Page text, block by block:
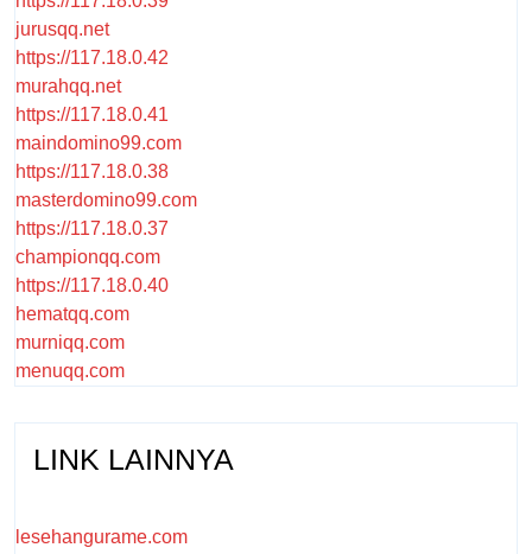
jurusqq.net
https://117.18.0.42
murahqq.net
https://117.18.0.41
maindomino99.com
https://117.18.0.38
masterdomino99.com
https://117.18.0.37
championqq.com
https://117.18.0.40
hematqq.com
murniqq.com
menuqq.com
LINK LAINNYA
lesehangurame.com